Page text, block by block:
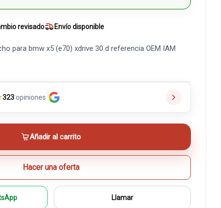
revisado Envío disponible
para bmw x5 (e70) xdrive 30 d referencia OEM IAM
323opiniones
Añadir al carrito
Hacer una oferta
Llamar